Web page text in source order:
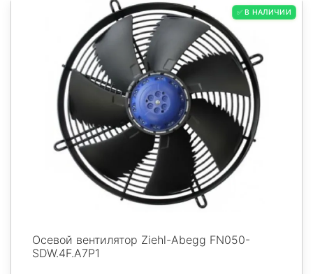
✅ В НАЛИЧИИ
Осевой вентилятор Ziehl-Abegg FN050-
SDW.4F.A7P1